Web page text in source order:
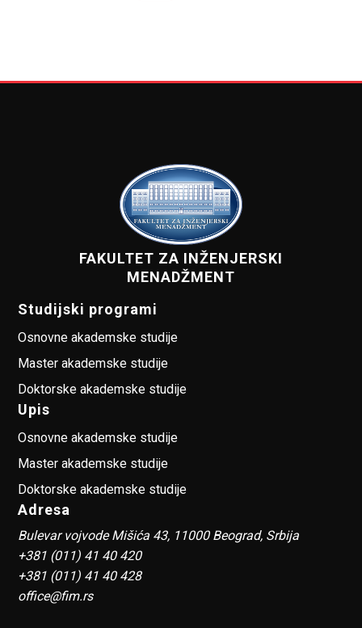
FAKULTET ZA INŽENJERSKI
MENADŽMENT
Studijski programi
Osnovne akademske studije
Master akademske studije
Doktorske akademske studije
Upis
Osnovne akademske studije
Master akademske studije
Doktorske akademske studije
Adresa
Bulevar vojvode Mišića 43, 11000 Beograd, Srbija
+381 (011) 41 40 420
+381 (011) 41 40 428
office@fim.rs